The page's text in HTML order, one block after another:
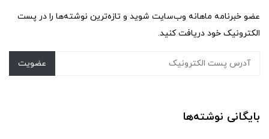
عضو خبرنامه ماهانه وب‌سایت شوید و تازه‌ترین نوشته‌ها را در پست
الکترونیک خود دریافت کنید.
عضویت
بایگانی نوشته‌ها